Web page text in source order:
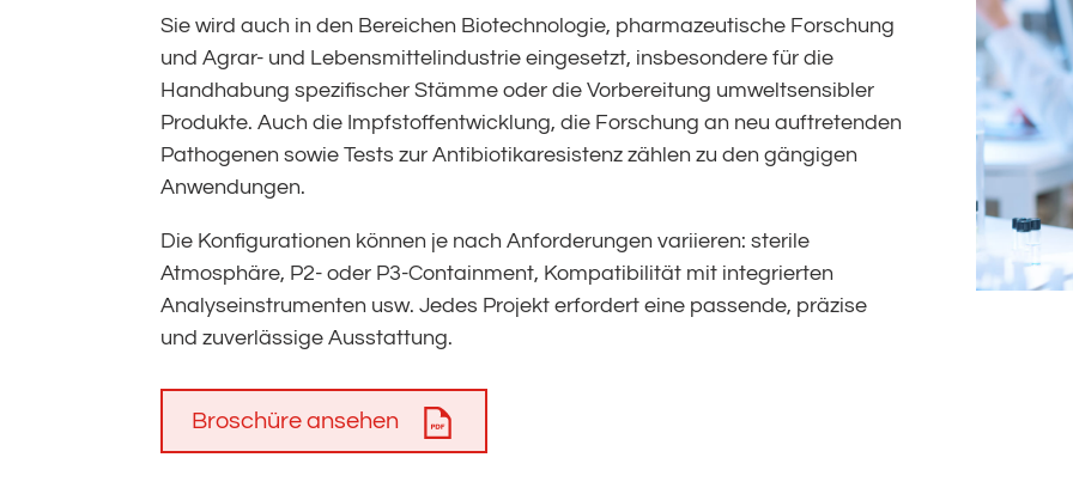
Sie wird auch in den Bereichen Biotechnologie, pharmazeutische Forschung
und Agrar- und Lebensmittelindustrie eingesetzt, insbesondere für die
Handhabung spezifischer Stämme oder die Vorbereitung umweltsensibler
Produkte. Auch die Impfstoffentwicklung, die Forschung an neu auftretenden
Pathogenen sowie Tests zur Antibiotikaresistenz zählen zu den gängigen
Anwendungen.
Die Konfigurationen können je nach Anforderungen variieren: sterile
Atmosphäre, P2- oder P3-Containment, Kompatibilität mit integrierten
Analyseinstrumenten usw. Jedes Projekt erfordert eine passende, präzise
und zuverlässige Ausstattung.
Broschüre ansehen